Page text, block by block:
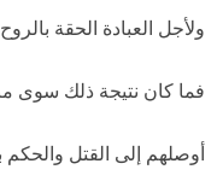
ولأجل العبادة الحقة
فما كان نتيجة ذلك سوى
أوصلهم إلى القتل والحكم